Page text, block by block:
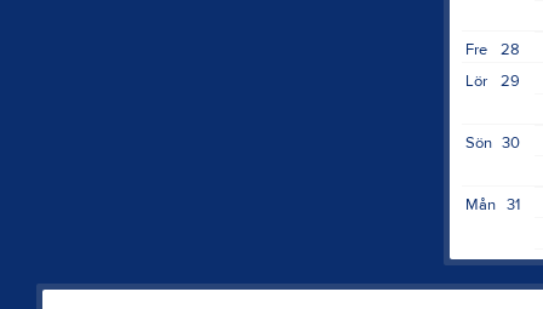
28
Fre
29
Lör
30
Sön
31
Mån